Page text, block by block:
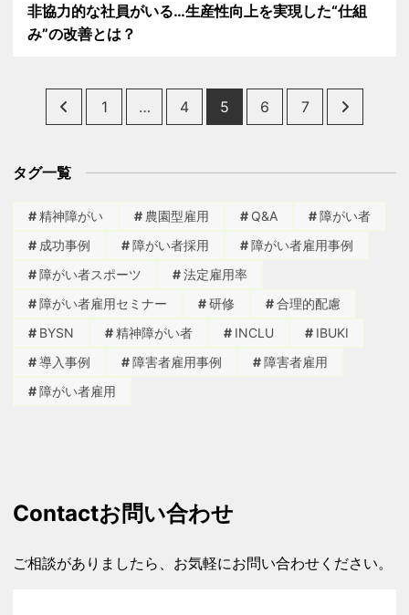
非協力的な社員がいる…生産性向上を実現した“仕組
み”の改善とは？
Posts
1 … 4 5 6 7
タグ一覧
精神障がい 農園型雇用 Q&A
障がい者
成功事例
障がい者採用
障がい者雇用事例
障がい者スポーツ
法定雇用率
障がい者雇用セミナー
研修
合理的配慮
BYSN
精神障がい者 INCLU
IBUKI
導入事例
障害者雇用事例
障害者雇用
障がい者雇用
Contactお問い合わせ
ご相談がありましたら、お気軽にお問い合わせください。